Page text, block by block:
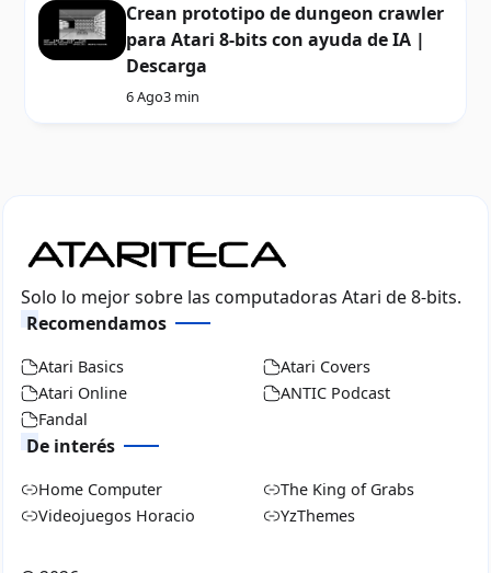
Crean prototipo de dungeon crawler
para Atari 8-bits con ayuda de IA |
Descarga
6 Ago3 min
Solo lo mejor sobre las computadoras Atari de 8-bits.
Recomendamos
Atari Basics
Atari Covers
Atari Online
ANTIC Podcast
Fandal
De interés
Home Computer
The King of Grabs
Videojuegos Horacio
YzThemes